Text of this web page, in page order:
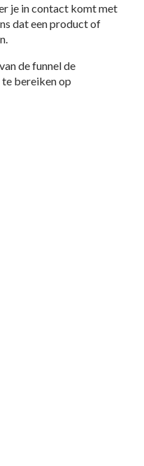
je in contact komt met
dat een product of
de funnel de
bereiken op